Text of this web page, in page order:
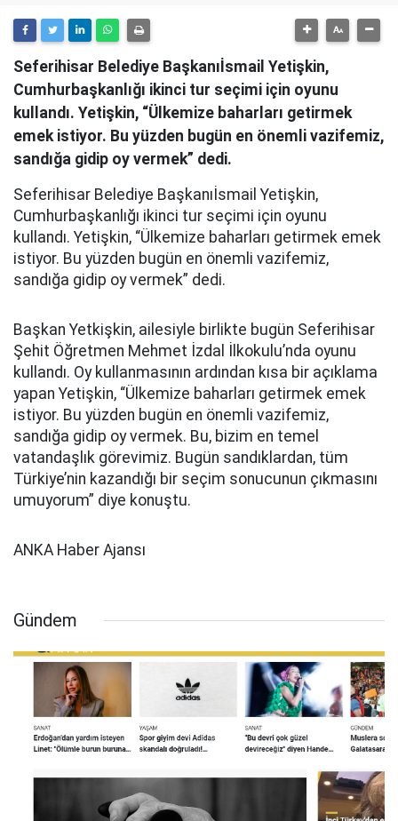
Seferihisar Belediye Başkanıİsmail Yetişkin,
Cumhurbaşkanlığı ikinci tur seçimi için oyunu
kullandı. Yetişkin, “Ülkemize baharları getirmek
emek istiyor. Bu yüzden bugün en önemli vazifemiz,
sandığa gidip oy vermek” dedi.
Seferihisar Belediye Başkanıİsmail Yetişkin,
Cumhurbaşkanlığı ikinci tur seçimi için oyunu
kullandı. Yetişkin, “Ülkemize baharları getirmek emek
istiyor. Bu yüzden bugün en önemli vazifemiz,
sandığa gidip oy vermek” dedi.
Başkan Yetkişkin, ailesiyle birlikte bugün Seferihisar
Şehit Öğretmen Mehmet İzdal İlkokulu’nda oyunu
kullandı. Oy kullanmasının ardından kısa bir açıklama
yapan Yetişkin, “Ülkemize baharları getirmek emek
istiyor. Bu yüzden bugün en önemli vazifemiz,
sandığa gidip oy vermek. Bu, bizim en temel
vatandaşlık görevimiz. Bugün sandıklardan, tüm
Türkiye’nin kazandığı bir seçim sonucunun çıkmasını
umuyorum” diye konuştu.
ANKA Haber Ajansı
Gündem